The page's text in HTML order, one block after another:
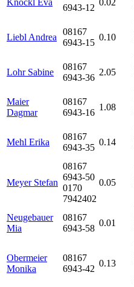
Knöckl Eva
6943-12
0.02
Liebl Andrea
08167
6943-15
0.10
Lohr Sabine
08167
6943-36
2.05
Maier
Dagmar
08167
6943-16
1.08
Mehl Erika
08167
6943-35
0.14
Meyer Stefan
08167
6943-50
0170
7942402
0.05
Neugebauer
Mia
08167
6943-58
0.01
Obermeier
Monika
08167
6943-42
0.13